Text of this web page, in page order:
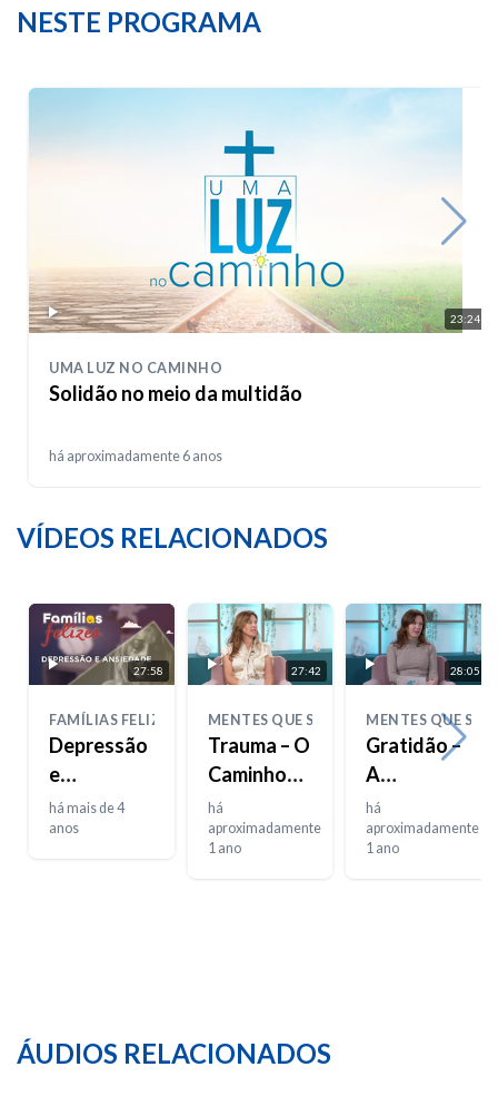
NESTE PROGRAMA
23:24
UMA LUZ NO CAMINHO
Solidão no meio da multidão
há aproximadamente 6 anos
VÍDEOS RELACIONADOS
27:58
FAMÍLIAS FELIZES
Depressão
e
Ansiedade
há mais de 4
anos
27:42
MENTES QUE SENTEM
Trauma – O
Caminho
de
Regresso –
Parte 2
há
aproximadamente
1 ano
28:05
MENTES QUE
Gratidão –
A
Importância
dos
Pequenos
há
aproximadamente
1 ano
ÁUDIOS RELACIONADOS